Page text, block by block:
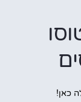
כאן!